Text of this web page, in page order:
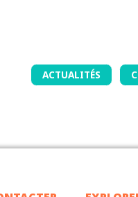
ACTUALITÉS